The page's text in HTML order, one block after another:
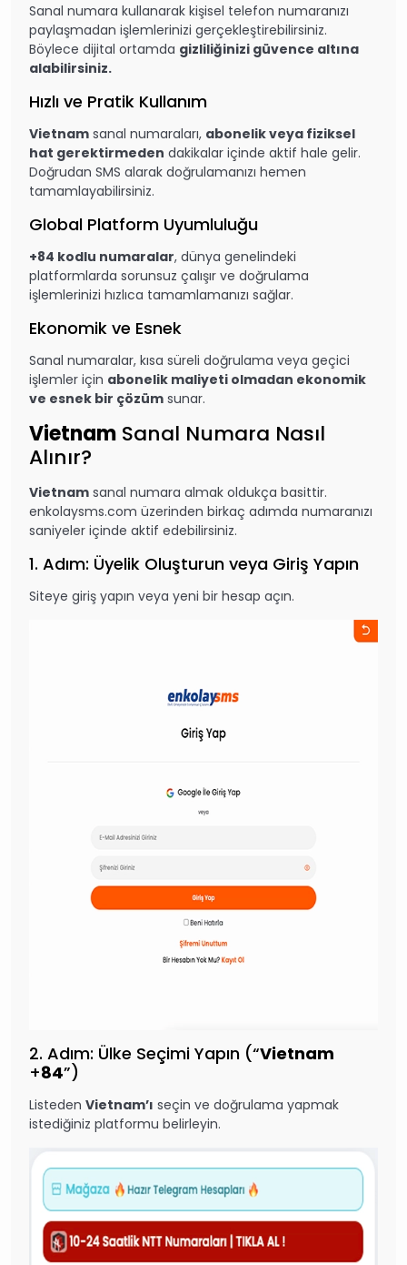
Sanal numara kullanarak kişisel telefon numaranızı
paylaşmadan işlemlerinizi gerçekleştirebilirsiniz.
Böylece dijital ortamda gizliliğinizi güvence altına
alabilirsiniz.
Hızlı ve Pratik Kullanım
Vietnam sanal numaraları, abonelik veya fiziksel
hat gerektirmeden dakikalar içinde aktif hale gelir.
Doğrudan SMS alarak doğrulamanızı hemen
tamamlayabilirsiniz.
Global Platform Uyumluluğu
+84 kodlu numaralar, dünya genelindeki
platformlarda sorunsuz çalışır ve doğrulama
işlemlerinizi hızlıca tamamlamanızı sağlar.
Ekonomik ve Esnek
Sanal numaralar, kısa süreli doğrulama veya geçici
işlemler için abonelik maliyeti olmadan ekonomik
ve esnek bir çözüm sunar.
Vietnam Sanal Numara Nasıl
Alınır?
Vietnam sanal numara almak oldukça basittir.
enkolaysms.com üzerinden birkaç adımda numaranızı
saniyeler içinde aktif edebilirsiniz.
1. Adım: Üyelik Oluşturun veya Giriş Yapın
Siteye giriş yapın veya yeni bir hesap açın.
2. Adım: Ülke Seçimi Yapın (“Vietnam
+84”)
Listeden Vietnam’ı seçin ve doğrulama yapmak
istediğiniz platformu belirleyin.